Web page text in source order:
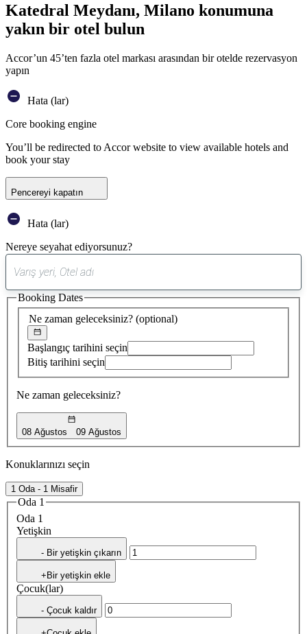
Katedral Meydanı, Milano konumuna
yakın bir otel bulun
Accor’un 45’ten fazla otel markası arasından bir otelde rezervasyon
yapın
Hata (lar)
Core booking engine
You’ll be redirected to Accor website to view available hotels and
book your stay
Pencereyi kapatın
Hata (lar)
Nereye seyahat ediyorsunuz?
öneri
bulundu
Ne zaman geleceksiniz? (optional)
Başlangıç tarihini seçin
Bitiş tarihini seçin
Ne zaman geleceksiniz?
08 Ağustos 09 Ağustos
Booking Dates
Konuklarınızı seçin
1 Oda - 1 Misafir
Oda 1
Oda 1
Yetişkin
- Bir yetişkin çıkarın
+Bir yetişkin ekle
Çocuk(lar)
- Çocuk kaldır